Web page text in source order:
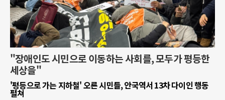
"장애인도 시민으로 이동하는 사회를, 모두가 평등한
세상을"
'평등으로 가는 지하철' 오른 시민들, 안국역서 13차 다이인 행동
펼쳐